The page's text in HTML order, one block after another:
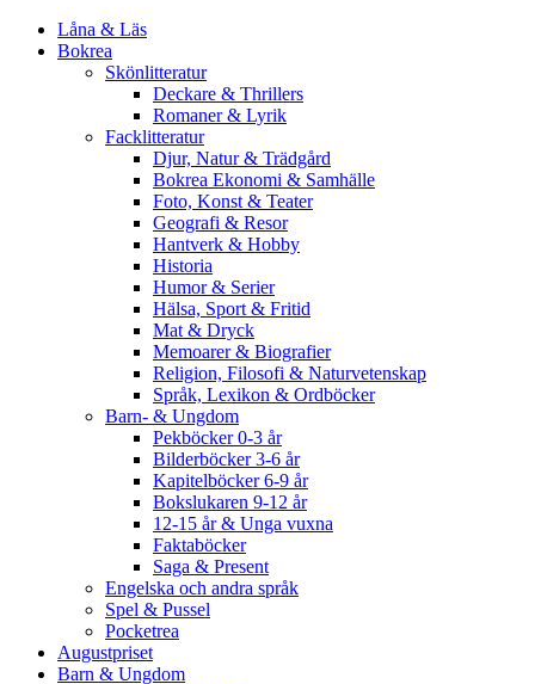
Låna & Läs
Bokrea
Skönlitteratur
Deckare & Thrillers
Romaner & Lyrik
Facklitteratur
Djur, Natur & Trädgård
Bokrea Ekonomi & Samhälle
Foto, Konst & Teater
Geografi & Resor
Hantverk & Hobby
Historia
Humor & Serier
Hälsa, Sport & Fritid
Mat & Dryck
Memoarer & Biografier
Religion, Filosofi & Naturvetenskap
Språk, Lexikon & Ordböcker
Barn- & Ungdom
Pekböcker 0-3 år
Bilderböcker 3-6 år
Kapitelböcker 6-9 år
Bokslukaren 9-12 år
12-15 år & Unga vuxna
Faktaböcker
Saga & Present
Engelska och andra språk
Spel & Pussel
Pocketrea
Augustpriset
Barn & Ungdom